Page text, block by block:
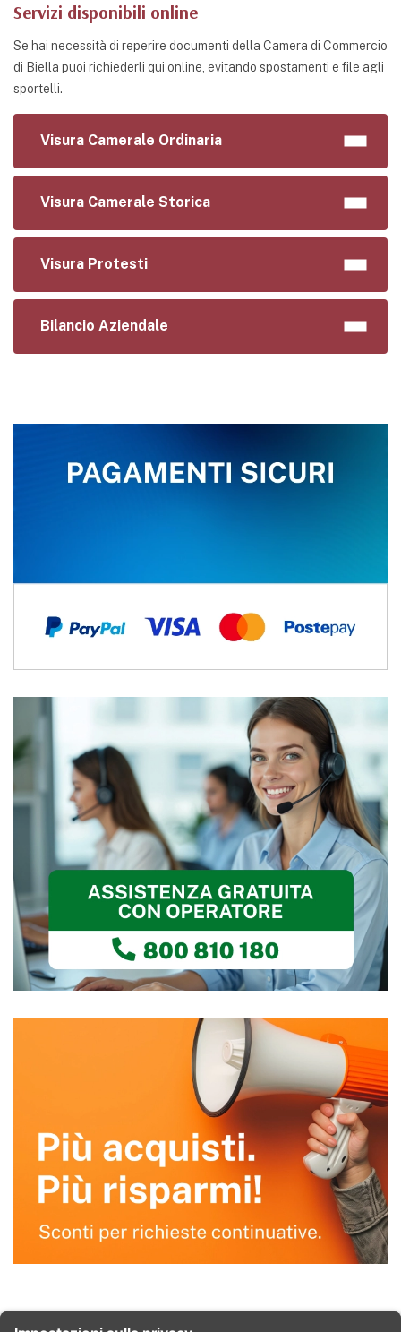
Servizi disponibili online
Se hai necessità di reperire documenti della Camera di Commercio
di Biella puoi richiederli qui online, evitando spostamenti e file agli
sportelli.
Visura Camerale Ordinaria
Visura Camerale Storica
Visura Protesti
Bilancio Aziendale